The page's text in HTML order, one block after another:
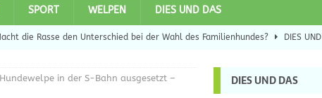
SPORT WELPEN DIES UND DAS
die Rasse den Unterschied bei der Wahl des Familienhundes? DIES UND
– der Heilsbringer? DIES UND DAS
in der S-Bahn ausgesetzt –
DIES UND DAS